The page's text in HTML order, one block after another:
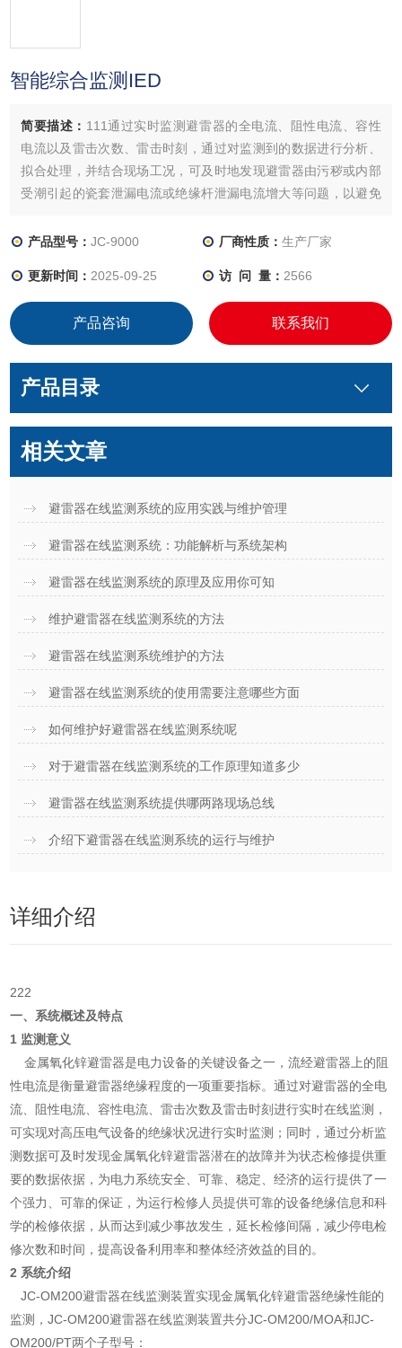
智能综合监测IED
简要描述： 111通过实时监测避雷器的全电流、阻性电流、容性
电流以及雷击次数、雷击时刻，通过对监测到的数据进行分析、
拟合处理，并结合现场工况，可及时地发现避雷器由污秽或内部
受潮引起的瓷套泄漏电流或绝缘杆泄漏电流增大等问题，以避免
产品型号：JC-9000 厂商性质： 生产厂家
更新时间： 2025-09-25 访 问 量： 2566
产品咨询 联系我们
产品目录
相关文章
避雷器在线监测系统的应用实践与维护管理
避雷器在线监测系统：功能解析与系统架构
避雷器在线监测系统的原理及应用你可知
维护避雷器在线监测系统的方法
避雷器在线监测系统维护的方法
避雷器在线监测系统的使用需要注意哪些方面
如何维护好避雷器在线监测系统呢
对于避雷器在线监测系统的工作原理知道多少
避雷器在线监测系统提供哪两路现场总线
介绍下避雷器在线监测系统的运行与维护
详细介绍
222
一、系统概述及特点
1 监测意义
金属氧化锌避雷器是电力设备的关键设备之一，流经避雷器上的阻
性电流是衡量避雷器绝缘程度的一项重要指标。通过对避雷器的全电
流、阻性电流、容性电流、雷击次数及雷击时刻进行实时在线监测，
可实现对高压电气设备的绝缘状况进行实时监测；同时，通过分析监
测数据可及时发现金属氧化锌避雷器潜在的故障并为状态检修提供重
要的数据依据，为电力系统安全、可靠、稳定、经济的运行提供了一
个强力、可靠的保证，为运行检修人员提供可靠的设备绝缘信息和科
学的检修依据，从而达到减少事故发生，延长检修间隔，减少停电检
修次数和时间，提高设备利用率和整体经济效益的目的。
2 系统介绍
JC-OM200避雷器在线监测装置实现金属氧化锌避雷器绝缘性能的
监测，JC-OM200避雷器在线监测装置共分JC-OM200/MOA和JC-
OM200/PT两个子型号：